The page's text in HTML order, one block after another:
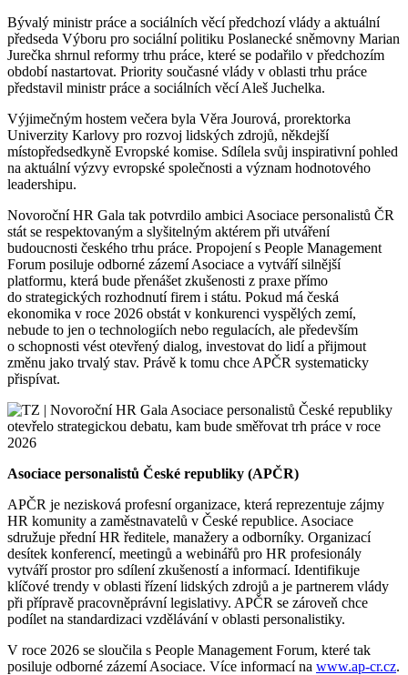
Bývalý ministr práce a sociálních věcí předchozí vlády a aktuální
předseda Výboru pro sociální politiku Poslanecké sněmovny Marian
Jurečka shrnul reformy trhu práce, které se podařilo v předchozím
období nastartovat. Priority současné vlády v oblasti trhu práce
představil ministr práce a sociálních věcí Aleš Juchelka.
Výjimečným hostem večera byla Věra Jourová, prorektorka
Univerzity Karlovy pro rozvoj lidských zdrojů, někdejší
místopředsedkyně Evropské komise. Sdílela svůj inspirativní pohled
na aktuální výzvy evropské společnosti a význam hodnotového
leadershipu.
Novoroční HR Gala tak potvrdilo ambici Asociace personalistů ČR
stát se respektovaným a slyšitelným aktérem při utváření
budoucnosti českého trhu práce. Propojení s People Management
Forum posiluje odborné zázemí Asociace a vytváří silnější
platformu, která bude přenášet zkušenosti z praxe přímo
do strategických rozhodnutí firem i státu. Pokud má česká
ekonomika v roce 2026 obstát v konkurenci vyspělých zemí,
nebude to jen o technologiích nebo regulacích, ale především
o schopnosti vést otevřený dialog, investovat do lidí a přijmout
změnu jako trvalý stav. Právě k tomu chce APČR systematicky
přispívat.
Asociace personalistů České republiky (APČR)
APČR je nezisková profesní organizace, která reprezentuje zájmy
HR komunity a zaměstnavatelů v České republice. Asociace
sdružuje přední HR ředitele, manažery a odborníky. Organizací
desítek konferencí, meetingů a webinářů pro HR profesionály
vytváří prostor pro sdílení zkušeností a informací. Identifikuje
klíčové trendy v oblasti řízení lidských zdrojů a je partnerem vlády
při přípravě pracovněprávní legislativy. APČR se zároveň chce
podílet na standardizaci vzdělávání v oblasti personalistiky.
V roce 2026 se sloučila s People Management Forum, které tak
posiluje odborné zázemí Asociace. Více informací na www.ap-cr.cz.